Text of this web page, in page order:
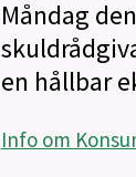
Måndag
en hållbar
Info om